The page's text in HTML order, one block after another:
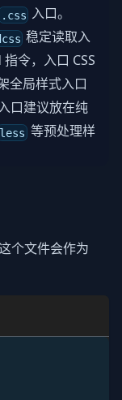
.css 入口。
稳定读取入
令，入口 CSS
全局样式入口
口建议放在纯
less 等预处理样
个文件会作为